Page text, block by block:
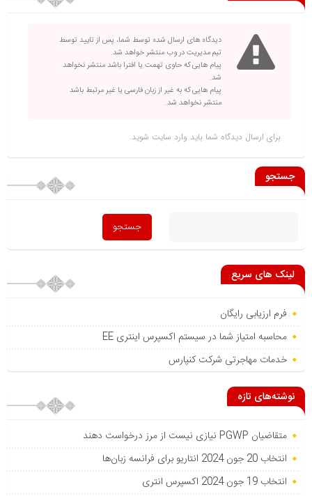
دیدگاه های ارسال شده توسط شما، پس از تایید توسط
تیم مدیریت در وب منتشر خواهد شد.
پیام هایی که حاوی تهمت یا افترا باشد منتشر نخواهد
شد.
پیام هایی که به غیر از زبان فارسی یا غیر مرتبط باشد
منتشر نخواهد شد.
برای ارسال دیدگاه شما باید وارد سایت شوید.
جستجو
لینک های سریع
فرم ارزیابی رایگان
محاسبه امتیاز شما در سیستم اکسپرس اینتری EE
خدمات مهاجرتی شرکت کنپارس
نوشته‌های تازه
متقاضیان PGWP نیازی نیست از مرز درخواست دهند
انتخاب 20 جون 2024 انتاریو برای فرانسه زبان‌ها
انتخاب 19 جون 2024 اکسپرس انتری